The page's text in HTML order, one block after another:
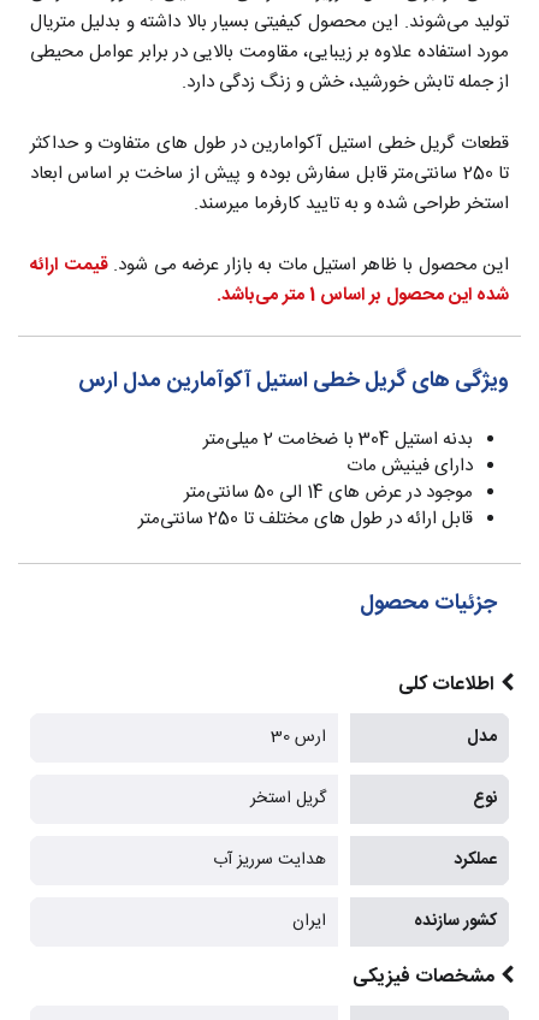
تولید می‌شوند. این محصول کیفیتی بسیار بالا داشته و بدلیل متریال
مورد استفاده علاوه بر زیبایی، مقاومت بالایی در برابر عوامل محیطی
از جمله تابش خورشید، خش و زنگ زدگی دارد.
قطعات گریل خطی استیل آکوامارین در طول های متفاوت و حداکثر
تا 250 سانتی‌متر قابل سفارش بوده و پیش از ساخت بر اساس ابعاد
استخر طراحی شده و به تایید کارفرما میرسند.
این محصول با ظاهر استیل مات به بازار عرضه می شود.قیمت ارائه
شده این محصول بر اساس 1 متر می‌باشد.
ویژگی های گریل خطی استیل آکوآمارین مدل ارس
بدنه استیل 304 با ضخامت 2 میلی‌متر
دارای فینیش مات
موجود در عرض های 14 الی 50 سانتی‌متر
قابل ارائه در طول های مختلف تا 250 سانتی‌متر
جزئیات محصول
اطلاعات کلی
مدل ارس 30
نوع گریل استخر
عملکرد هدایت سرریز آب
کشور سازنده ایران
مشخصات فیزیکی